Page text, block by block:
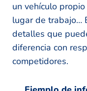
un vehículo
lugar de trabajo…
detalles que
diferencia con
competidores.